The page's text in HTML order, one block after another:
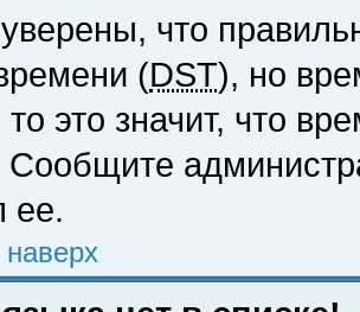
что
(DST), но
это значит, что
Сообщите
ее.
наверх